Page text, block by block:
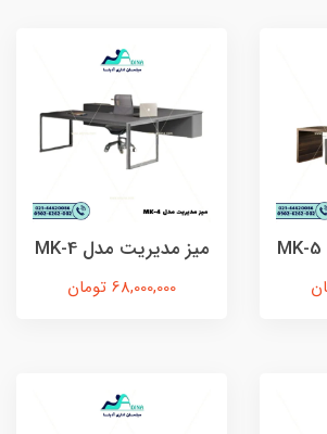
میز مدیریت مدل MK-4
68,000,000 تومان